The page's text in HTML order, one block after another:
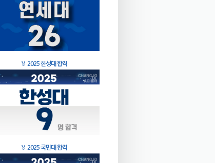
🏅 2025 한성대 합격
🏅 2025 국민대 합격